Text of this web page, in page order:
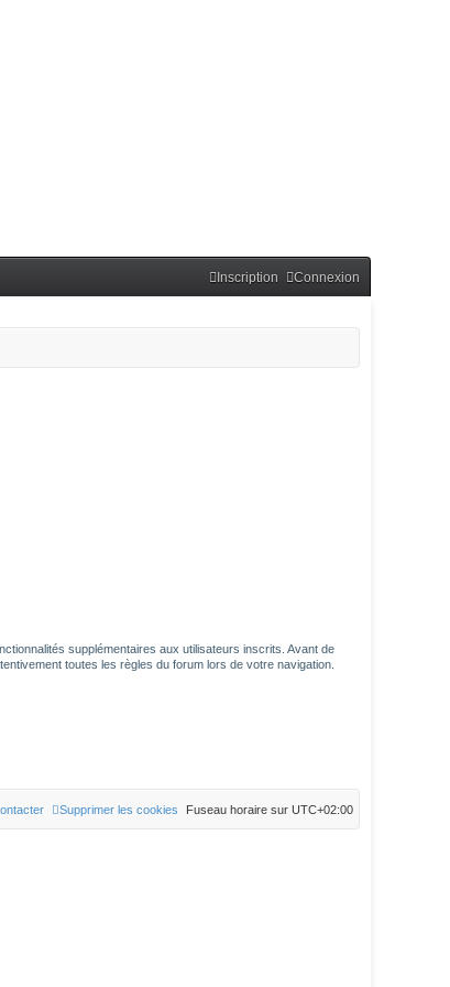
Connexion
Inscription
supplémentaires aux utilisateurs inscrits. Avant de
toutes les règles du forum lors de votre navigation.
Fuseau horaire sur UTC+02:00
Supprimer les cookies